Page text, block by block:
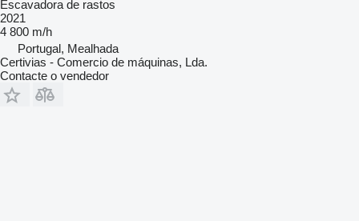
Escavadora de rastos
2021
4 800 m/h
Portugal, Mealhada
Certivias - Comercio de máquinas, Lda.
Contacte o vendedor